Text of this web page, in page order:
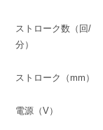
ストローク数（回/
分）
ストローク（mm）
電源（V）